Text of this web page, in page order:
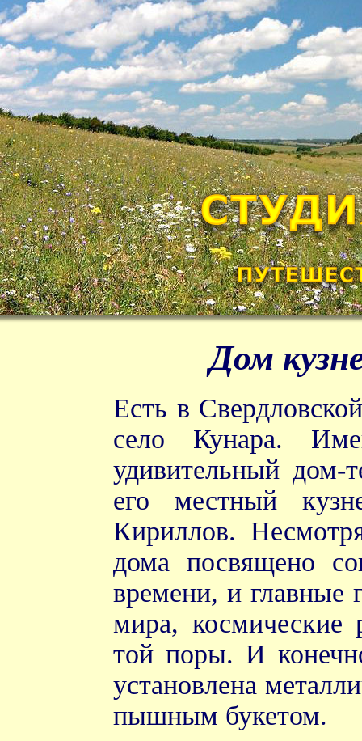
Дом
Есть в
село Кунара.
удивительный дом-
его местный
Кириллов.
дома посвящено
времени, и главные
мира,
той поры. И
установлена
пышным букетом.